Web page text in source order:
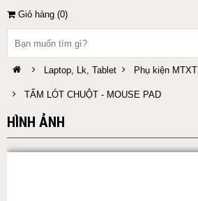
Giỏ hàng (0)
Laptop, Lk, Tablet Phụ kiện MTXT
TẤM LÓT CHUỘT - MOUSE PAD
HÌNH ẢNH